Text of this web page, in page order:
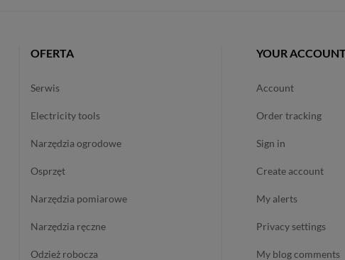
OFERTA
serwis
electricity tools
narzędzia ogrodowe
osprzęt
narzędzia pomiarowe
narzędzia ręczne
odzież robocza
YOUR
account
order tracking
sign in
create account
my alerts
privacy settings
my blog comments